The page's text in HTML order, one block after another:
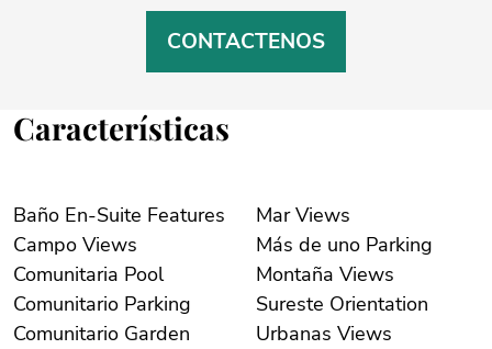
CONTACTENOS
Características
Baño En-Suite Features
Campo Views
Comunitaria Pool
Comunitario Parking
Comunitario Garden
Mar Views
Más de uno Parking
Montaña Views
Sureste Orientation
Urbanas Views